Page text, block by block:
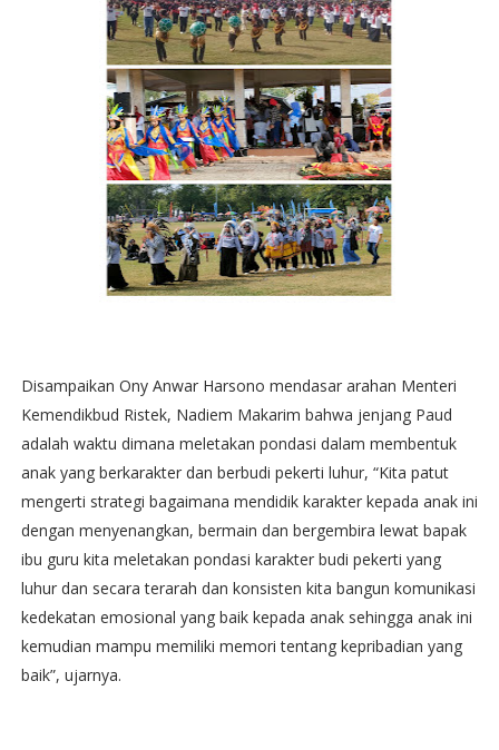
Disampaikan Ony Anwar Harsono mendasar arahan Menteri
Kemendikbud Ristek, Nadiem Makarim bahwa jenjang Paud
adalah waktu dimana meletakan pondasi dalam membentuk
anak yang berkarakter dan berbudi pekerti luhur, “Kita patut
mengerti strategi bagaimana mendidik karakter kepada anak ini
dengan menyenangkan, bermain dan bergembira lewat bapak
ibu guru kita meletakan pondasi karakter budi pekerti yang
luhur dan secara terarah dan konsisten kita bangun komunikasi
kedekatan emosional yang baik kepada anak sehingga anak ini
kemudian mampu memiliki memori tentang kepribadian yang
baik”, ujarnya.